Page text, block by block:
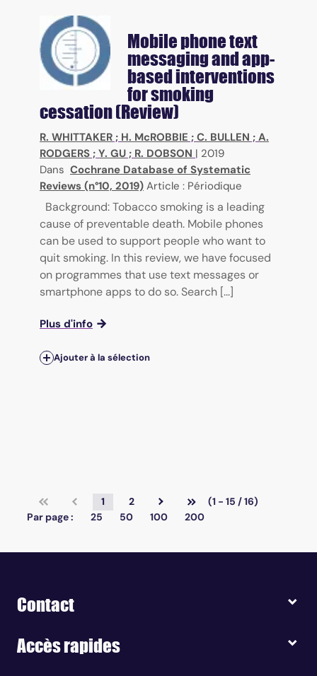
Mobile phone text
messaging and app-
based interventions
for smoking
cessation (Review)
R. WHITTAKER ; H. McROBBIE ; C. BULLEN ; A.
RODGERS ; Y. GU ; R. DOBSON | 2019
Dans Cochrane Database of Systematic
Reviews (n°10, 2019) Article : Périodique
Background: Tobacco smoking is a leading
cause of preventable death. Mobile phones
can be used to support people who want to
quit smoking. In this review, we have focused
on programmes that use text messages or
smartphone apps to do so. Search [...]
Plus d'info
Ajouter à la sélection
1 2
(1 - 15 / 16)
Par page :
25 50 100 200
Contact
Accès rapides